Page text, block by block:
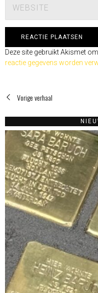
Deze site gebruikt Akismet
reactie gegevens worden
Vorige verhaal